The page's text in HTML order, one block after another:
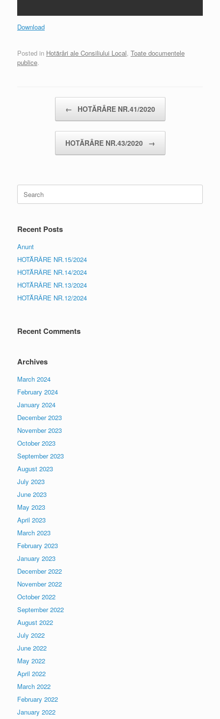
Download
Posted in Hotărâri ale Consiliului Local, Toate documentele
publice.
← HOTĂRÂRE NR.41/2020
HOTĂRÂRE NR.43/2020 →
Search
for:
Recent Posts
Anunt
HOTĂRÂRE NR.15/2024
HOTĂRÂRE NR.14/2024
HOTĂRÂRE NR.13/2024
HOTĂRÂRE NR.12/2024
Recent Comments
Archives
March 2024
February 2024
January 2024
December 2023
November 2023
October 2023
September 2023
August 2023
July 2023
June 2023
May 2023
April 2023
March 2023
February 2023
January 2023
December 2022
November 2022
October 2022
September 2022
August 2022
July 2022
June 2022
May 2022
April 2022
March 2022
February 2022
January 2022